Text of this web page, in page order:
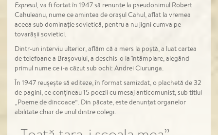
Expresul, va fi forțat în 1947 să renunțe la pseudonimul Robert
Cahuleanu, nume ce amintea de orașul Cahul, aflat la vremea
aceea sub dominație sovietică, pentru a nu jigni cumva pe
tovarășii sovietici.
Dintr-un interviu ulterior, aflăm că a mers la poștă, a luat cartea
de telefoane a Brașovului, a deschis-o la întâmplare, alegând
primul nume ce i-a căzut sub ochi: Andrei Ciurunga.
În 1947 reușește să editeze, în format samizdat, o plachetă de 32
de pagini, ce conțineau 15 poezii cu mesaj anticomunist, sub titlul
„Poeme de dincoace”. Din păcate, este denunțat organelor
abilitate chiar de unul dintre colegi.